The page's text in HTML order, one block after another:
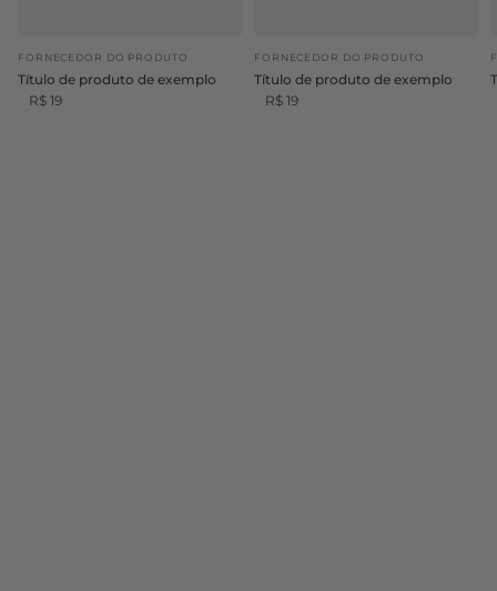
FORNECEDOR DO PRODUTO
Título de produto de exemplo
R$ 19
FORNECEDOR DO PRODUTO
Título de produto de exemplo
R$ 19